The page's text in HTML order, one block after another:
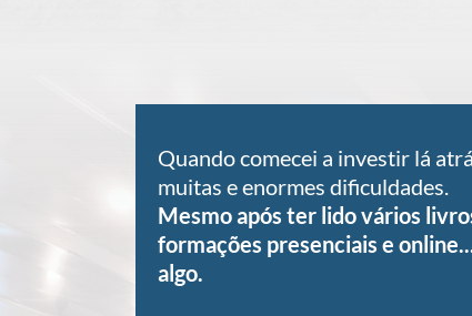
Quando comecei a investir lá
muitas e enormes dificuldades.
Mesmo após ter lido vários
formações presenciais e
algo.